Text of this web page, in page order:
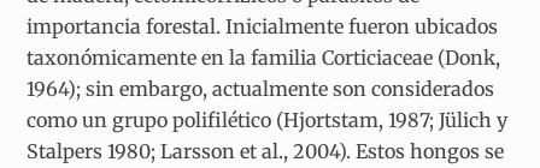
importancia forestal. Inicialmente fueron ubicados
taxonómicamente en la familia Corticiaceae (Donk,
1964); sin embargo, actualmente son considerados
como un grupo polifilético (Hjortstam, 1987; Jülich y
Stalpers 1980; Larsson et al., 2004). Estos hongos se